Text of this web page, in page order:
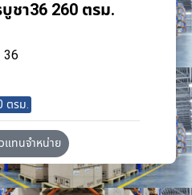
ชา36 260 ตรม.
36
ตรม.
ทนจำหน่าย